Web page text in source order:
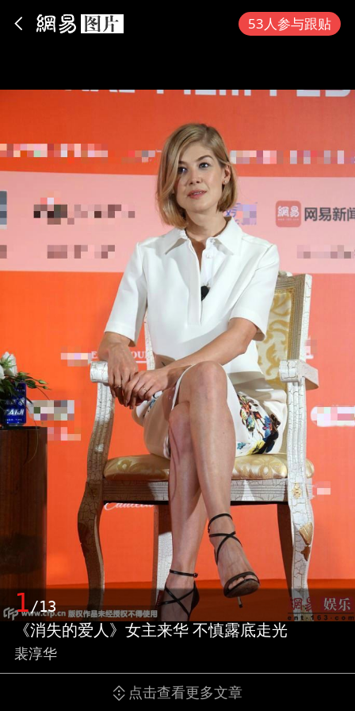
53人参与跟贴
1/13
《消失的爱人》女主来华 不慎露底走光
裴淳华
点击查看更多文章